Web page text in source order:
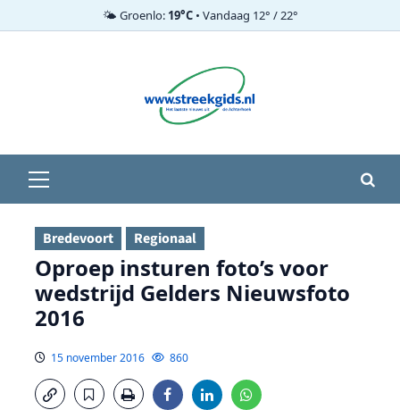
🌤️ Groenlo: 19°C• Vandaag 12° / 22°
menu
Bredevoort Regionaal
Oproep insturen foto’s voor
wedstrijd Gelders Nieuwsfoto
2016
15 november 2016 860